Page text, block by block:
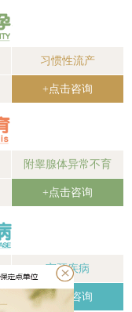
习惯性流产
+点击咨询
附睾腺体异常不育
+点击咨询
宫颈疾病
+点击咨询